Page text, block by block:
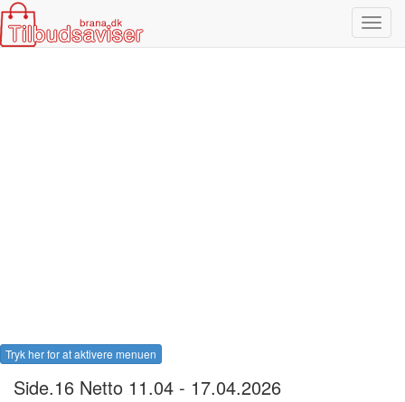
Tryk her for at aktivere menuen
Side.16 Netto 11.04 - 17.04.2026